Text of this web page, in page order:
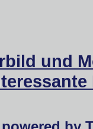
und